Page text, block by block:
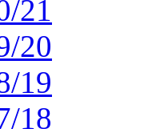
21
20
19
18